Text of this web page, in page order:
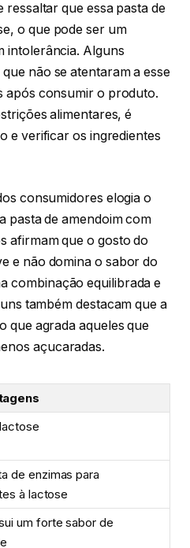
que essa pasta de
o que pode ser um
intolerância. Alguns
não se atentaram a esse
após consumir o produto.
alimentares, é
e verificar os ingredientes
consumidores elogia o
pasta de amendoim com
afirmam que o gosto do
e não domina o sabor do
combinação equilibrada e
também destacam que a
que agrada aqueles que
açucaradas.
de enzimas para
à lactose
um forte sabor de